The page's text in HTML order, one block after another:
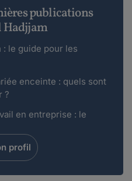
6 ans. Dans un
pas de conven...
publications
Hadjjam
le guide pour les
enceinte : quels sont
?
en entreprise : le
profil